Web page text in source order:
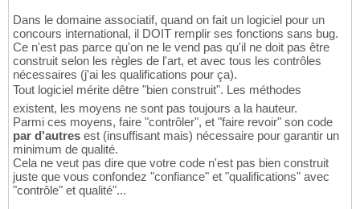
Dans le domaine associatif, quand on fait un logiciel pour un
concours international, il DOIT remplir ses fonctions sans bug.
Ce n'est pas parce qu'on ne le vend pas qu'il ne doit pas être
construit selon les règles de l'art, et avec tous les contrôles
nécessaires (j'ai les qualifications pour ça).
Tout logiciel mérite dêtre "bien construit". Les méthodes
existent, les moyens ne sont pas toujours a la hauteur.
Parmi ces moyens, faire "contrôler", et "faire revoir" son code
par d'autres est (insuffisant mais) nécessaire pour garantir un
minimum de qualité.
Cela ne veut pas dire que votre code n'est pas bien construit
juste que vous confondez "confiance" et "qualifications" avec
"contrôle" et qualité"...